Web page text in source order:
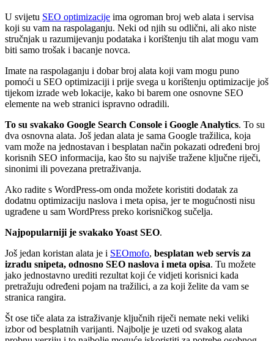
U svijetu SEO optimizacije ima ogroman broj web alata i servisa
koji su vam na raspolaganju. Neki od njih su odlični, ali ako niste
stručnjak u razumijevanju podataka i korištenju tih alat mogu vam
biti samo trošak i bacanje novca.
Imate na raspolaganju i dobar broj alata koji vam mogu puno
pomoći u SEO optimizaciji i prije svega u korištenju optimizacije još
tijekom izrade web lokacije, kako bi barem one osnovne SEO
elemente na web stranici ispravno odradili.
To su svakako Google Search Console i Google Analytics. To su
dva osnovna alata. Još jedan alata je sama Google tražilica, koja
vam može na jednostavan i besplatan način pokazati određeni broj
korisnih SEO informacija, kao što su najviše tražene ključne riječi,
sinonimi ili povezana pretraživanja.
Ako radite s WordPress-om onda možete koristiti dodatak za
dodatnu optimizaciju naslova i meta opisa, jer te mogućnosti nisu
ugrađene u sam WordPress preko korisničkog sučelja.
Najpopularniji je svakako Yoast SEO.
Još jedan koristan alata je i SEOmofo, besplatan web servis za
izradu snipeta, odnosno SEO naslova i meta opisa. Tu možete
jako jednostavno urediti rezultat koji će vidjeti korisnici kada
pretražuju određeni pojam na tražilici, a za koji želite da vam se
stranica rangira.
Št ose tiče alata za istraživanje ključnih riječi nemate neki veliki
izbor od besplatnih varijanti. Najbolje je uzeti od svakog alata